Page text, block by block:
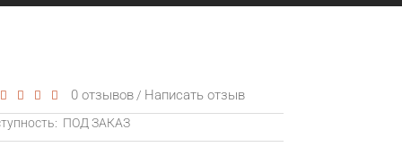
0 отзывов / Написать отзыв
ПОД ЗАКАЗ